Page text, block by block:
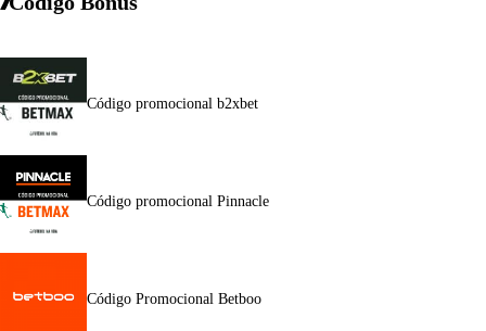
Código promocional b2xbet
Código promocional Pinnacle
Código Promocional Betboo